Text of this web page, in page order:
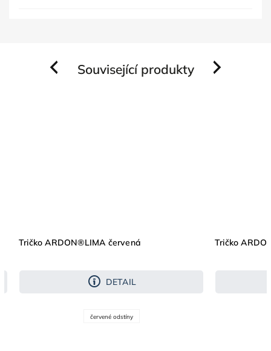
Související produkty
Previous
Tričko ARDON®LIMA červená
DETAIL
červené odstíny
Tričko
Next